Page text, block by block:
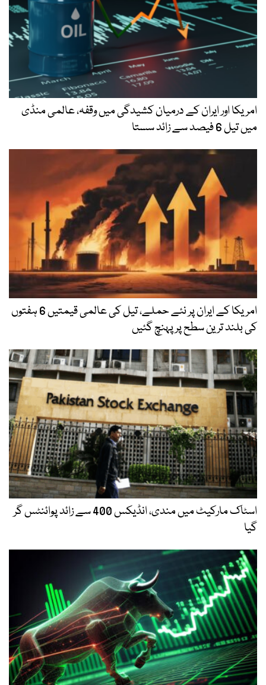
امریکا اور ایران کے درمیان کشیدگی میں وقفہ، عالمی منڈی
میں تیل 6 فیصد سے زائد سستا
امریکا کے ایران پر نئے حملے، تیل کی عالمی قیمتیں 6 ہفتوں
کی بلند ترین سطح پر پہنچ گئیں
اسٹاک مارکیٹ میں مندی، انڈیکس 400 سے زائد پوائنٹس گر
گیا